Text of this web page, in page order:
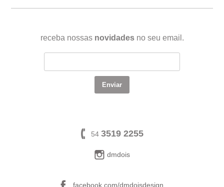
receba nossas novidadesno seu email.
54 3519 2255
facebook.com/dmdoisdesign
dmdois